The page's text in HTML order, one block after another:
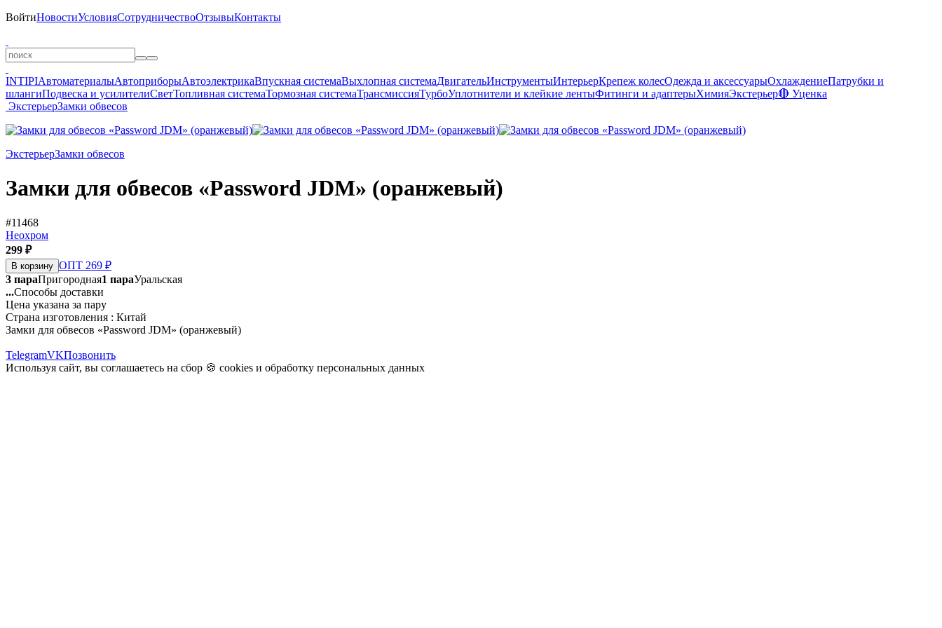
ВойтиНовостиУсловияСотрудничествоОтзывыКонтакты
INTIPIАвтоматериалыАвтоприборыАвтоэлектрикаВпускная системаВыхлопная системаДвигательИнструментыИнтерьерКрепеж колесОдежда и аксессуарыОхлаждениеПатрубки и
шлангиПодвеска и усилителиСветТопливная системаТормозная системаТрансмиссияТурбоУплотнители и клейкие лентыФитинги и адаптерыХимияЭкстерьер🔴 Уценка
ЭкстерьерЗамки обвесов
ЭкстерьерЗамки обвесов
Замки для обвесов «Password JDM» (оранжевый)
#11468
Неохром
299 ₽
В корзину ОПТ 269 ₽
3 параПригородная1 параУральская
...Способы доставки
Цена указана за пару
Страна изготовления : Китай
Замки для обвесов «Password JDM» (оранжевый)
TelegramVKПозвонить
Используя сайт, вы соглашаетесь на сбор 🍪 cookies и обработку персональных данных